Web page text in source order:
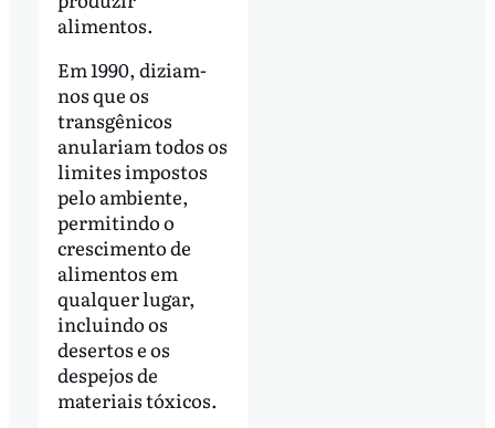
alimentos.
Em 1990, diziam-
nos que os
transgênicos
anulariam todos os
limites impostos
pelo ambiente,
permitindo o
crescimento de
alimentos em
qualquer lugar,
incluindo os
desertos e os
despejos de
materiais tóxicos.